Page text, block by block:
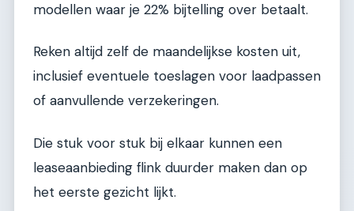
modellen waar je 22% bijtelling over betaalt.
Reken altijd zelf de maandelijkse kosten uit,
inclusief eventuele toeslagen voor laadpassen
of aanvullende verzekeringen.
Die stuk voor stuk bij elkaar kunnen een
leaseaanbieding flink duurder maken dan op
het eerste gezicht lijkt.